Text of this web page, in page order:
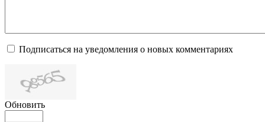
Подписаться на уведомления о новых комментариях
Обновить